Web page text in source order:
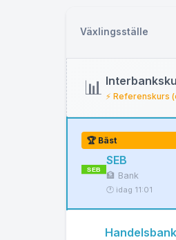
Växlingsställe
📊 ⚡ Referenskurs
🏆 Bäst
SEB
🏦 Bank
🕐 idag 11:01